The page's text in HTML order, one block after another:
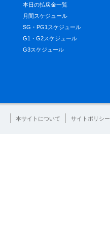
本日の払戻金一覧
月間スケジュール
SG・PG1スケジュール
G1・G2スケジュール
G3スケジュール
本サイトについて サイトポリシー